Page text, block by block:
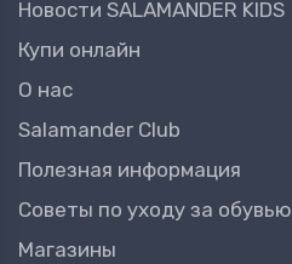
Новости SALAMANDER KIDS
Купи онлайн
О нас
Salamander Club
Полезная информация
Советы по уходу за обувью
Магазины